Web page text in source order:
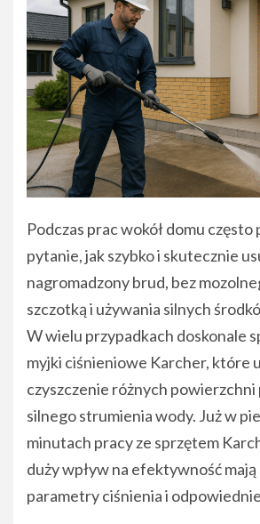
Podczas prac wokół domu często
pytanie, jak szybko i skutecznie
nagromadzony brud, bez
szczotką i używania silnych
W wielu przypadkach doskonale
myjki ciśnieniowe Karcher, które
czyszczenie różnych powierzchni
silnego strumienia wody. Już w
minutach pracy ze sprzętem
duży wpływ na efektywność
parametry ciśnienia i